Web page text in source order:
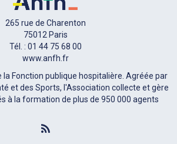
265 rue de Charenton
75012 Paris
Tél. : 01 44 75 68 00
www.anfh.fr
la Fonction publique hospitalière. Agréée par
et des Sports, l'Association collecte et gère
à la formation de plus de 950 000 agents